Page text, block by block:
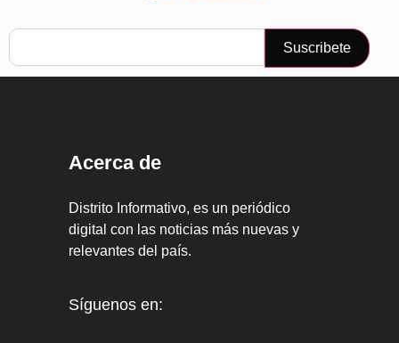
Suscribete
Acerca de
Distrito Informativo, es un periódico
digital con las noticias más nuevas y
relevantes del país.
Síguenos en: